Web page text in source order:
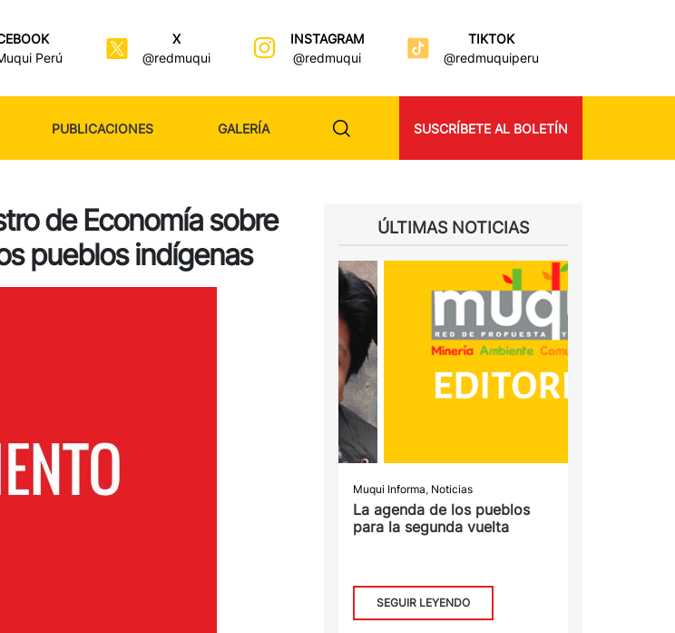
Perú
X
@redmuqui
INSTAGRAM
@redmuqui
TIKTOK
@redmuquiperu
PUBLICACIONES GALERÍA SUSCRÍBETE AL BOLETÍN
de Economía sobre
pueblos indígenas
ÚLTIMAS NOTICIAS
Muqui Informa, Noticias
La agenda de los pueblos
para la segunda vuelta
SEGUIR LEYENDO